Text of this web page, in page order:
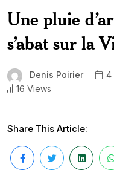
Une pluie
s’abat sur la
Denis Poirier 4
16 Views
Share This Article: